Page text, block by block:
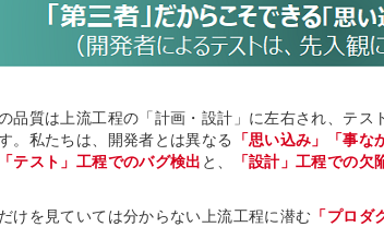
品質は上流工程の「計画・設計」に左右され、テス
。私たちは、開発者とは異なる
「思い込み」「事な
「テスト」工程でのバグ検出 と、 「設計」工程での欠
けを見ていては分からない上流工程に潜む 「プロダ